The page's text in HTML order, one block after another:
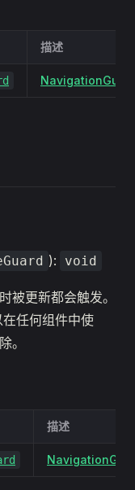
描述
): void
被更新都会触发。
任何组件中使
。
描述